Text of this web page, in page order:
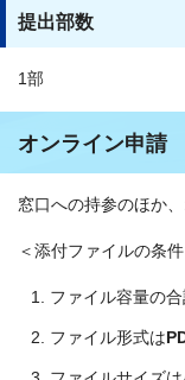
提出部数
1部
オンライン申請
窓口への持参のほか
＜添付ファイルの条件
ファイル容量の
ファイル形式は